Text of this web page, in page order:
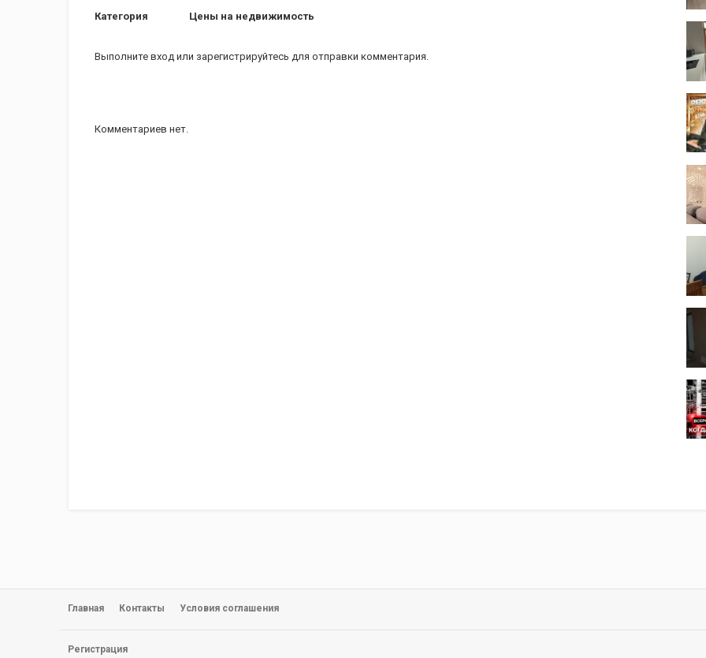
Категория Цены на недвижимость
Выполните вход или зарегистрируйтесь для отправки комментария.
Комментариев нет.
Главная Контакты Условия соглашения
Регистрация